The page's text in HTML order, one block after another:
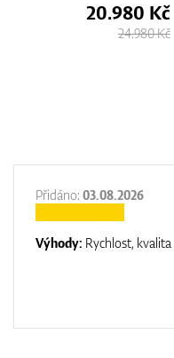
Přidáno: 03.08.2026
Výhody: Rychlost, kvalita